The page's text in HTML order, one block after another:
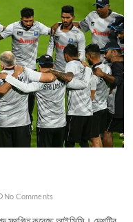
No Comments